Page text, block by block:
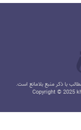
با ذکر منبع بلامانع است.
Copyright © 2025